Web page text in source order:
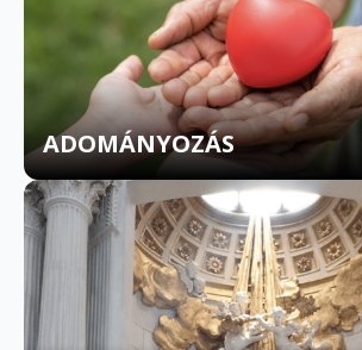
ADOMÁNYOZÁS